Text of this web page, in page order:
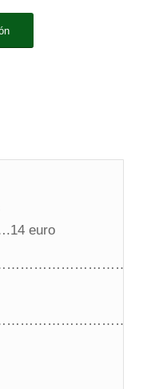
euro